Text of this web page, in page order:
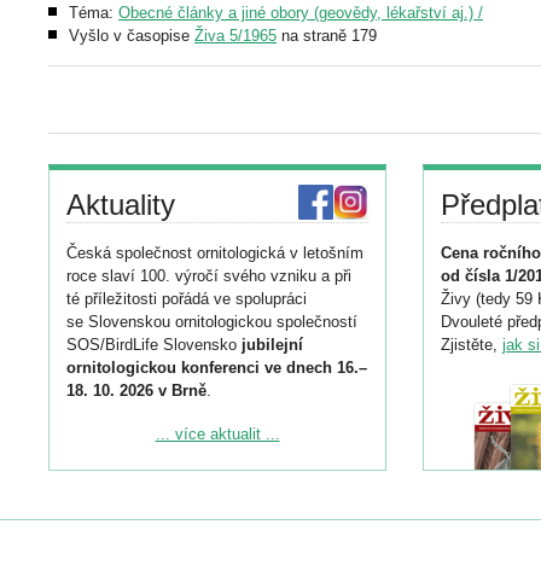
Téma: Obecné články a jiné obory (geovědy, lékařství aj.) /
Vyšlo v časopise Živa 5/1965 na straně 179
Aktuality
Česká společnost ornitologická v letošním
roce slaví 100. výročí svého vzniku a při
té příležitosti pořádá ve spolupráci
se Slovenskou ornitologickou společností
SOS/BirdLife Slovensko jubilejní
ornitologickou konferenci ve dnech 16.–
18. 10. 2026 v Brně.
Podrobnější informace ke konferenci
Registrovat se můžete do 6. září.
... více aktualit ...
Cena
od čísla 1/
Živy (tedy 59
Dvouleté
Zjistěte, jak